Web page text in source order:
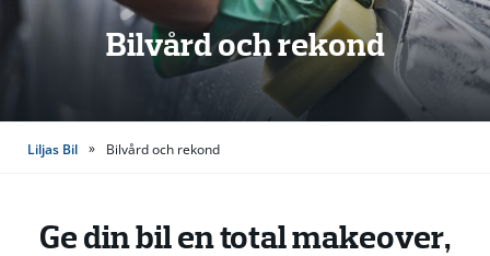
e
r
Bilvård och rekond
Liljas Bil » Bilvård och rekond
Ge din bil en total makeover,